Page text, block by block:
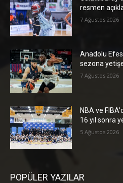
resmen
7 Ağustos 2026
Anadolu
sezona
7 Ağustos 2026
NBA ve
16 yıl sonra
5 Ağustos 2026
POPÜLER YAZILAR